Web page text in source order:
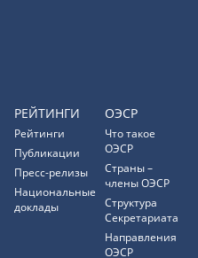
РЕЙТИНГИ
Рейтинги
Публикации
Пресс-релизы
Национальные
доклады
ОЭСР
Что такое
ОЭСР
Страны –
члены ОЭСР
Структура
Секретариата
Направления
ОЭСР